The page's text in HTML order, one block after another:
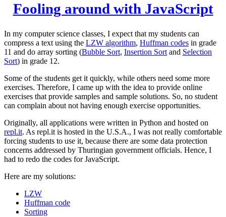
Fooling around with JavaScript
In my computer science classes, I expect that my students can
compress a text using the LZW algorithm, Huffman codes in grade
11 and do array sorting (Bubble Sort, Insertion Sort and Selection
Sort) in grade 12.
Some of the students get it quickly, while others need some more
exercises. Therefore, I came up with the idea to provide online
exercises that provide samples and sample solutions. So, no student
can complain about not having enough exercise opportunities.
Originally, all applications were written in Python and hosted on
repl.it. As repl.it is hosted in the U.S.A., I was not really comfortable
forcing students to use it, because there are some data protection
concerns addressed by Thuringian government officials. Hence, I
had to redo the codes for JavaScript.
Here are my solutions:
LZW
Huffman code
Sorting